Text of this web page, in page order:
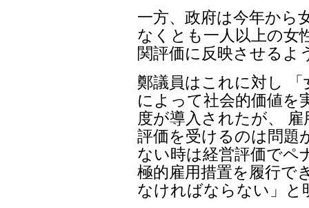
一方、政府は今年から
なくとも一人以上の女
関評価に反映させるよ
鄭議員はこれに対し
によって社会的価値を
度が導入されたが、
評価を受けるのは問題
ない時は経営評価でペ
極的雇用措置を履行で
なければならない」と